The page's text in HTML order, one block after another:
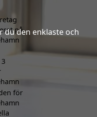
du den enklaste och
på
för